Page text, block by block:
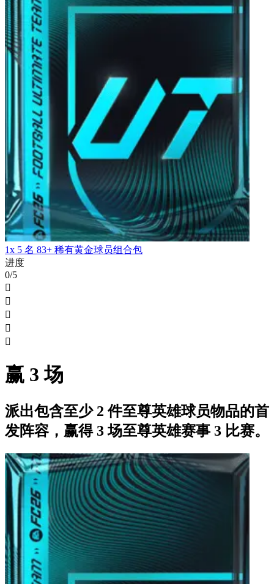
1x 5 名 83+ 稀有黄金球员组合包
进度
0/5





赢 3 场
派出包含至少 2 件至尊英雄球员物品的首
发阵容，赢得 3 场至尊英雄赛事 3 比赛。